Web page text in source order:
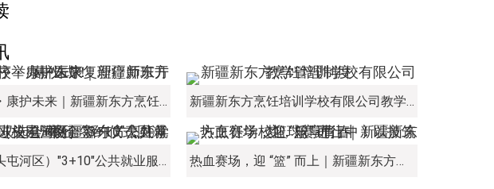
新程启序・康护未来｜新疆新东方烹饪学校举办中医康复理疗师班开幕仪式！ 新疆新东方烹饪培训学校有限公司教学管理制度
经开区（头屯河区）"3+10"公共就业服务进校园暨新疆新东方烹饪学校人才双选会+校企签约仪式圆满举行 热血赛场，迎 “篮” 而上｜新疆新东方烹饪学校篮球赛进行中！以技筑梦，乐享青春